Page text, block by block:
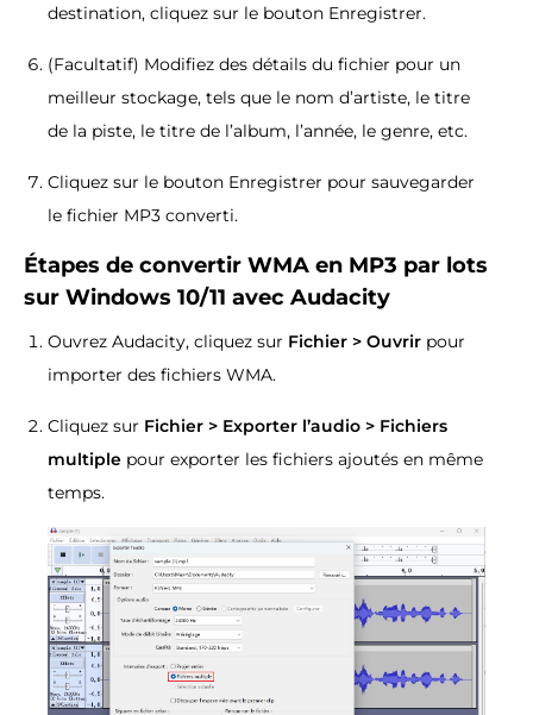
destination, cliquez sur le bouton Enregistrer.
(Facultatif) Modifiez des détails du fichier pour un
meilleur stockage, tels que le nom d’artiste, le titre
de la piste, le titre de l’album, l’année, le genre, etc.
Cliquez sur le bouton Enregistrer pour sauvegarder
le fichier MP3 converti.
Étapes de convertir WMA en MP3 par lots
sur Windows 10/11 avec Audacity
Ouvrez Audacity, cliquez sur Fichier > Ouvrir pour
importer des fichiers WMA.
Cliquez sur Fichier > Exporter l’audio > Fichiers
multiple pour exporter les fichiers ajoutés en même
temps.